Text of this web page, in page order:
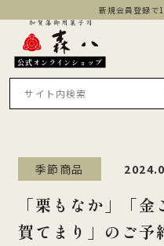
新規会員登録で
公式オンラインショップ
季節商品
「栗もなか」「
賀てまり」のご予